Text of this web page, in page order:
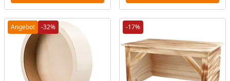
Angebot -32% -17%